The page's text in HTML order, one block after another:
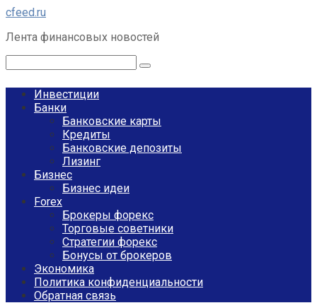
Перейти
контенту
cfeed.ru
Лента финансовых новостей
Инвестиции
Банки
Банковские карты
Кредиты
Банковские депозиты
Лизинг
Бизнес
Бизнес идеи
Forex
Брокеры форекс
Торговые советники
Стратегии форекс
Бонусы от брокеров
Экономика
Политика конфиденциальности
Обратная связь